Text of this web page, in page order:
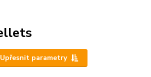
Upřesnit parametry